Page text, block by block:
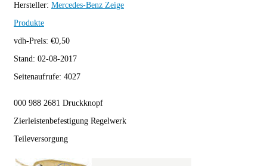
Hersteller: Mercedes-Benz Zeige
Produkte
vdh-Preis: €0,50
Stand: 02-08-2017
Seitenaufrufe: 4027
000 988 2681 Druckknopf
Zierleistenbefestigung Regelwerk
Teileversorgung